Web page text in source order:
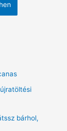
bárhol,